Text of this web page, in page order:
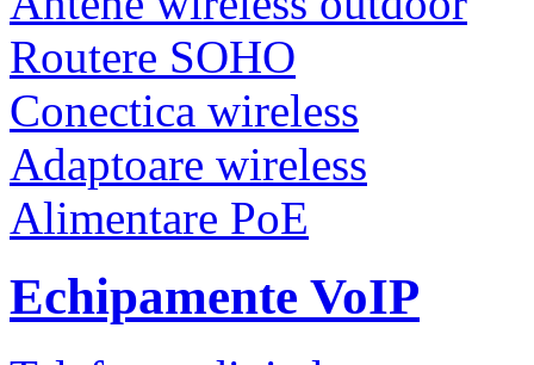
Routere SOHO
Conectica wireless
Adaptoare wireless
Alimentare PoE
Echipamente VoIP